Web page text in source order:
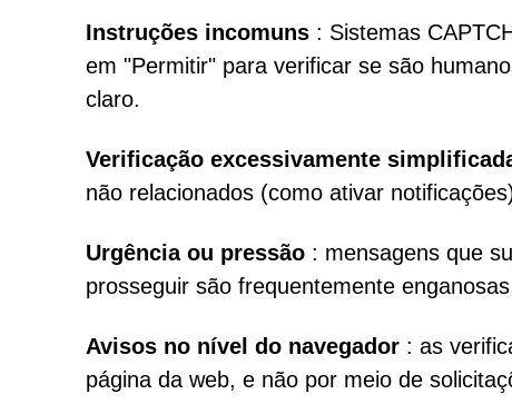
Instruções incomuns : Sistemas
em "Permitir" para verificar se são
claro.
Verificação excessivamente
não relacionados (como ativar
Urgência ou pressão : mensagens que
prosseguir são frequentemente
Avisos no nível do navegador : as
página da web, e não por meio de